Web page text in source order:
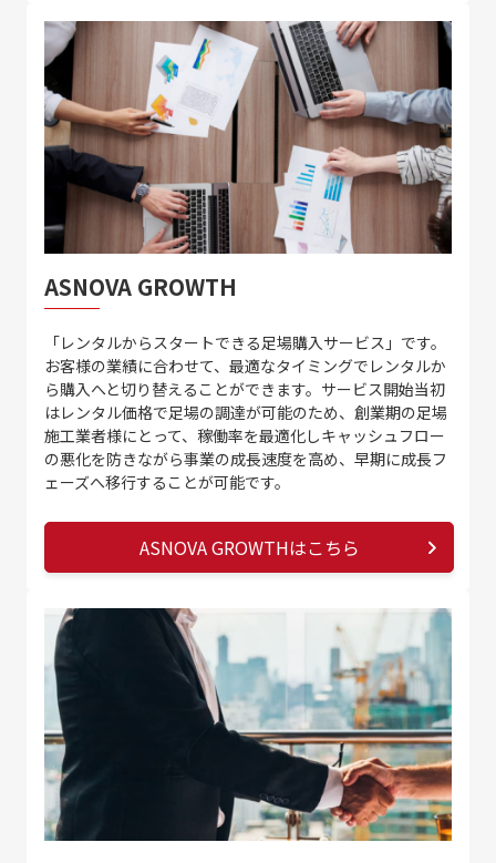
ASNOVA GROWTH
「レンタルからスタートできる足場購入サービス」です。
お客様の業績に合わせて、最適なタイミングでレンタルか
ら購入へと切り替えることができます。サービス開始当初
はレンタル価格で足場の調達が可能のため、創業期の足場
施工業者様にとって、稼働率を最適化しキャッシュフロー
の悪化を防きながら事業の成長速度を高め、早期に成長フ
ェーズへ移行することが可能です。
ASNOVA GROWTHはこちら